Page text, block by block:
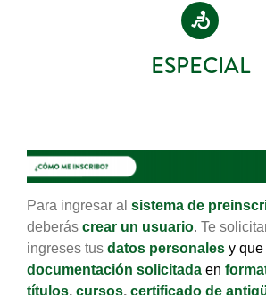
ESPECIAL
Para ingresar al sistema de
deberás crear un usuario. Te
ingreses tus datos personales y que
documentación solicitada en
títulos, cursos, certificado de